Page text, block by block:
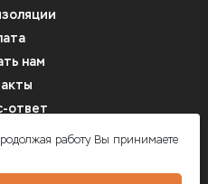
нам
ответ
автомобилей
работу Вы принимаете